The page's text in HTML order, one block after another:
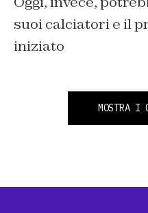
suoi calciatori e il
iniziato
MOSTRA I